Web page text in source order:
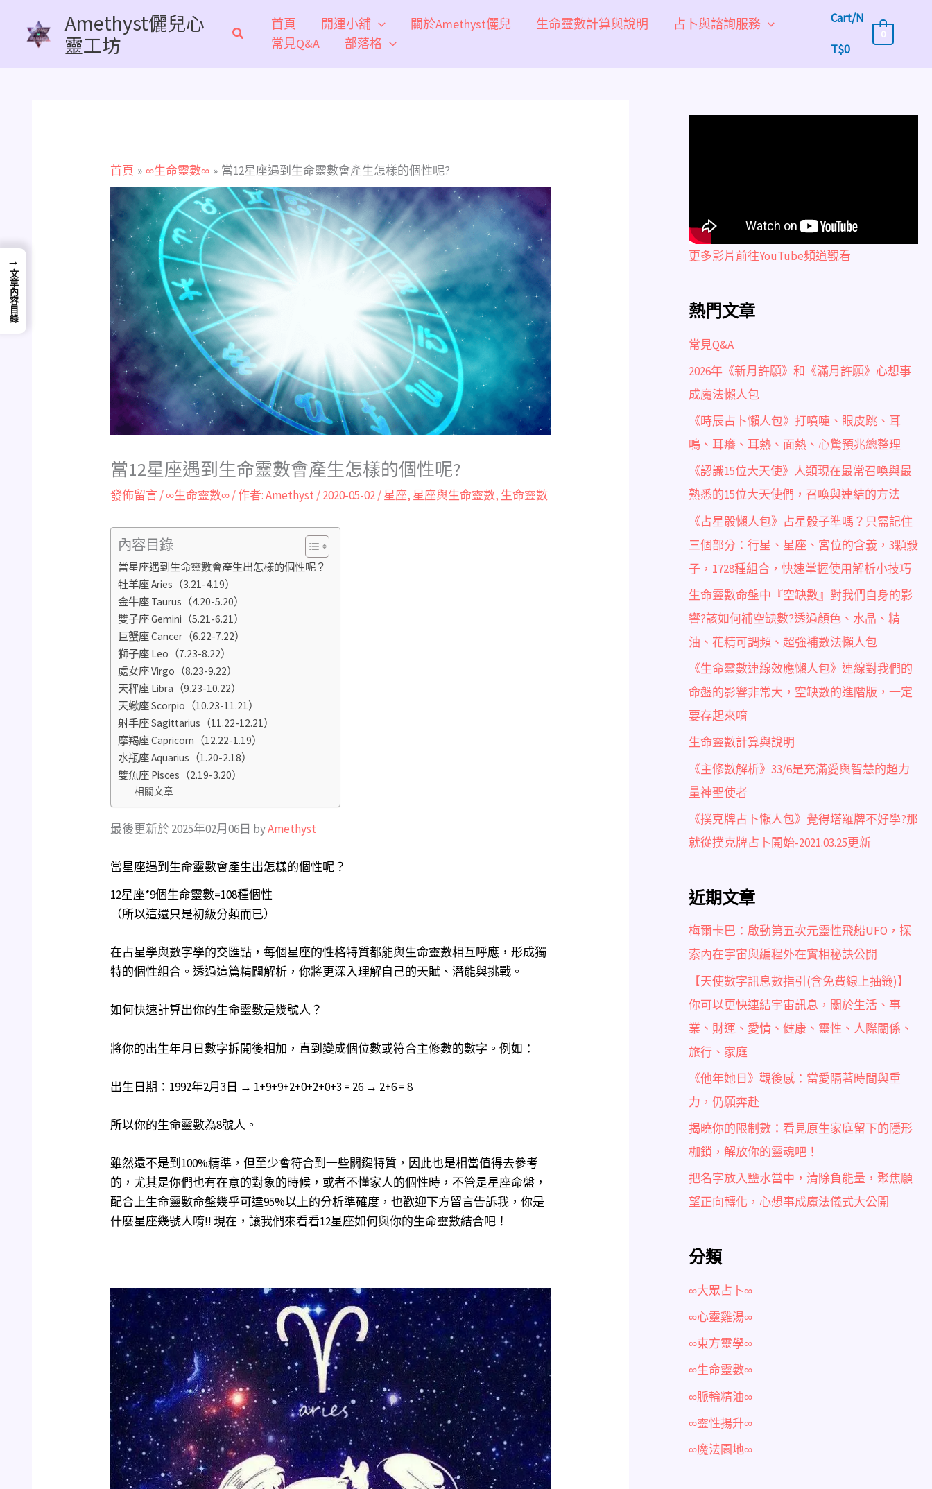
Amethyst儷兒心
靈工坊
首頁 開運小舖 關於Amethyst儷兒 生命靈數計算與說明
占卜與諮詢服務
常見Q&A
部落格
Cart/N
T$0
0
首頁 ∞生命靈數∞ 當12星座遇到生命靈數會產生怎樣的個性呢?
當12星座遇到生命靈數會產生怎樣的個性呢?
發佈留言/∞生命靈數∞/ 作者:Amethyst /2020-05-02/星座, 星座與生命靈數, 生命靈數
內容目錄
當星座遇到生命靈數會產生出怎樣的個性呢？
牡羊座 Aries（3.21-4.19）
金牛座 Taurus（4.20-5.20）
雙子座 Gemini（5.21-6.21）
巨蟹座 Cancer（6.22-7.22）
獅子座 Leo（7.23-8.22）
處女座 Virgo（8.23-9.22）
天秤座 Libra（9.23-10.22）
天蠍座 Scorpio（10.23-11.21）
射手座 Sagittarius（11.22-12.21）
摩羯座 Capricorn（12.22-1.19）
水瓶座 Aquarius（1.20-2.18）
雙魚座 Pisces（2.19-3.20）
相關文章
最後更新於 2025年02月06日 byAmethyst
當星座遇到生命靈數會產生出怎樣的個性呢？
12星座*9個生命靈數=108種個性
（所以這還只是初級分類而已）
在占星學與數字學的交匯點，每個星座的性格特質都能與生命靈數相互呼應，形成獨
特的個性組合。透過這篇精闢解析，你將更深入理解自己的天賦、潛能與挑戰。
如何快速計算出你的生命靈數是幾號人？
將你的出生年月日數字拆開後相加，直到變成個位數或符合主修數的數字。例如：
出生日期：1992年2月3日 → 1+9+9+2+0+2+0+3 = 26 → 2+6 = 8
所以你的生命靈數為8號人。
雖然還不是到100%精準，但至少會符合到一些關鍵特質，因此也是相當值得去參考
的，尤其是你們也有在意的對象的時候，或者不懂家人的個性時，不管是星座命盤，
配合上生命靈數命盤幾乎可達95%以上的分析準確度，也歡迎下方留言告訴我，你是
什麼星座幾號人唷!! 現在，讓我們來看看12星座如何與你的生命靈數結合吧！
更多影片前往YouTube頻道觀看
熱門文章
常見Q&A
2026年《新月許願》和《滿月許願》心想事
成魔法懶人包
《時辰占卜懶人包》打噴嚏、眼皮跳、耳
鳴、耳癢、耳熱、面熱、心驚預兆總整理
《認識15位大天使》人類現在最常召喚與最
熟悉的15位大天使們，召喚與連結的方法
《占星骰懶人包》占星骰子準嗎？只需記住
三個部分：行星、星座、宮位的含義，3顆骰
子，1728種組合，快速掌握使用解析小技巧
生命靈數命盤中『空缺數』對我們自身的影
響?該如何補空缺數?透過顏色、水晶、精
油、花精可調頻、超強補數法懶人包
《生命靈數連線效應懶人包》連線對我們的
命盤的影響非常大，空缺數的進階版，一定
要存起來唷
生命靈數計算與說明
《主修數解析》33/6是充滿愛與智慧的超力
量神聖使者
《撲克牌占卜懶人包》覺得塔羅牌不好學?那
就從撲克牌占卜開始-2021.03.25更新
近期文章
梅爾卡巴：啟動第五次元靈性飛船UFO，探
索內在宇宙與編程外在實相秘訣公開
【天使數字訊息數指引(含免費線上抽籤)】
你可以更快連結宇宙訊息，關於生活、事
業、財運、愛情、健康、靈性、人際關係、
旅行、家庭
《他年她日》觀後感：當愛隔著時間與重
力，仍願奔赴
揭曉你的限制數：看見原生家庭留下的隱形
枷鎖，解放你的靈魂吧！
把名字放入鹽水當中，清除負能量，聚焦願
望正向轉化，心想事成魔法儀式大公開
分類
∞大眾占卜∞
∞心靈雞湯∞
∞東方靈學∞
∞生命靈數∞
∞脈輪精油∞
∞靈性揚升∞
∞魔法園地∞
→
文章內容目錄